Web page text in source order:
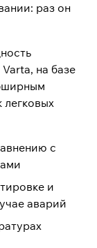
раз он
на базе
легковых
с
и
аварий